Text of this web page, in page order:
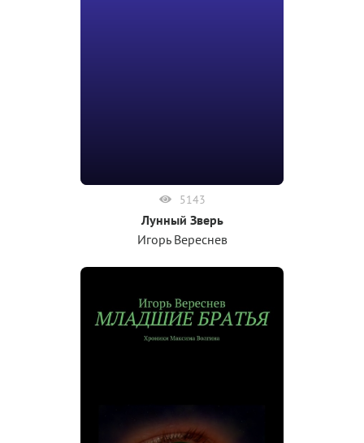
5143
Лунный Зверь
Игорь Вереснев